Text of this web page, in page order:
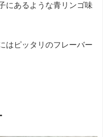
にあるような青リンゴ味
はピッタリのフレーバー